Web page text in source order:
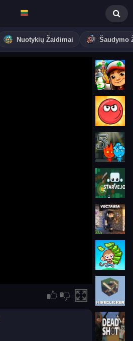
Nuotykių Žaidimai Šaudymo